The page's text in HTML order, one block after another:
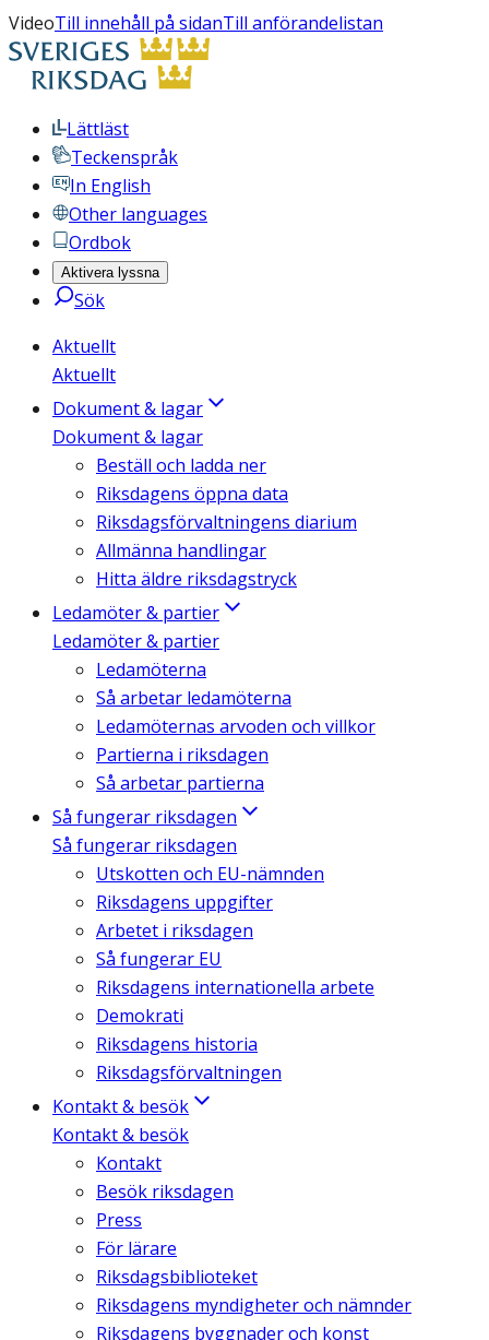
VideoTill innehåll på sidanTill anförandelistan
Lättläst
Teckenspråk
In English
Other languages
Ordbok
Aktivera lyssna
Sök
Aktuellt
Aktuellt
Dokument & lagar
Dokument & lagar
Beställ och ladda ner
Riksdagens öppna data
Riksdagsförvaltningens diarium
Allmänna handlingar
Hitta äldre riksdagstryck
Ledamöter & partier
Ledamöter & partier
Ledamöterna
Så arbetar ledamöterna
Ledamöternas arvoden och villkor
Partierna i riksdagen
Så arbetar partierna
Så fungerar riksdagen
Så fungerar riksdagen
Utskotten och EU-nämnden
Riksdagens uppgifter
Arbetet i riksdagen
Så fungerar EU
Riksdagens internationella arbete
Demokrati
Riksdagens historia
Riksdagsförvaltningen
Kontakt & besök
Kontakt & besök
Kontakt
Besök riksdagen
Press
För lärare
Riksdagsbiblioteket
Riksdagens myndigheter och nämnder
Riksdagens byggnader och konst